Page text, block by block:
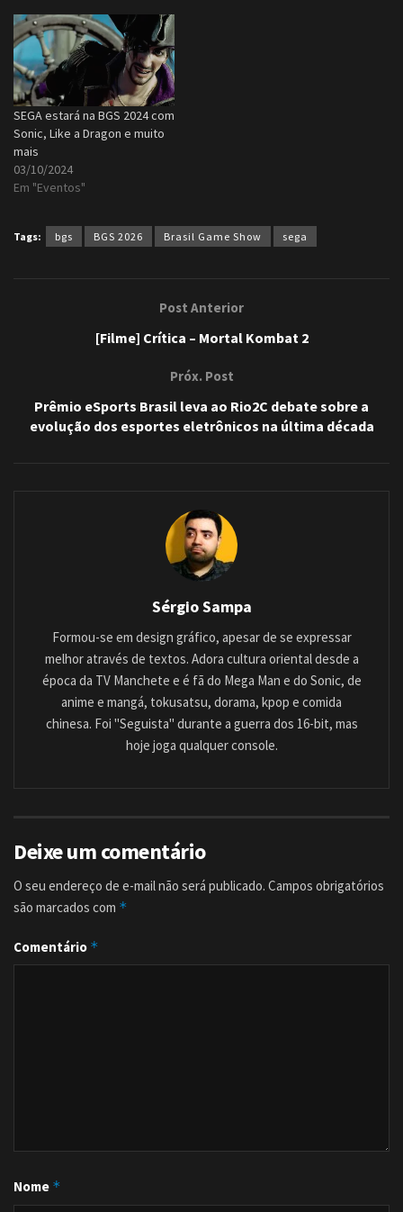
SEGA estará na BGS 2024 com
Sonic, Like a Dragon e muito
mais
03/10/2024
Em "Eventos"
Tags: bgs BGS 2026 Brasil Game Show sega
Post Anterior
[Filme] Crítica – Mortal Kombat 2
Próx. Post
Prêmio eSports Brasil leva ao Rio2C debate sobre a
evolução dos esportes eletrônicos na última década
Sérgio Sampa
Formou-se em design gráfico, apesar de se expressar
melhor através de textos. Adora cultura oriental desde a
época da TV Manchete e é fã do Mega Man e do Sonic, de
anime e mangá, tokusatsu, dorama, kpop e comida
chinesa. Foi "Seguista" durante a guerra dos 16-bit, mas
hoje joga qualquer console.
Deixe um comentário
O seu endereço de e-mail não será publicado. Campos obrigatórios
são marcados com *
Comentário *
Nome *